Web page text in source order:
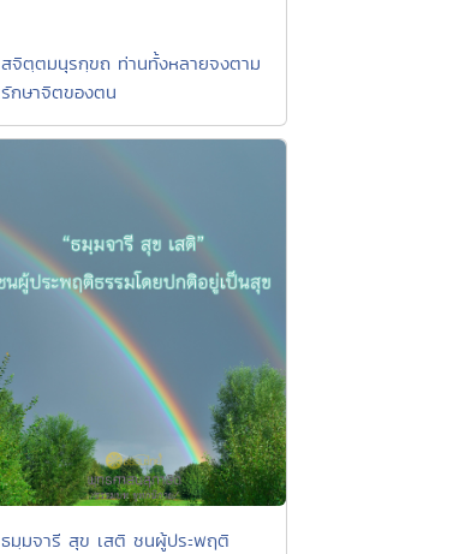
สจิตฺตมนุรกฺขถ ท่านทั้งหลายจงตาม
รักษาจิตของตน
ธมฺมจารี สุข เสติ ชนผู้ประพฤติ